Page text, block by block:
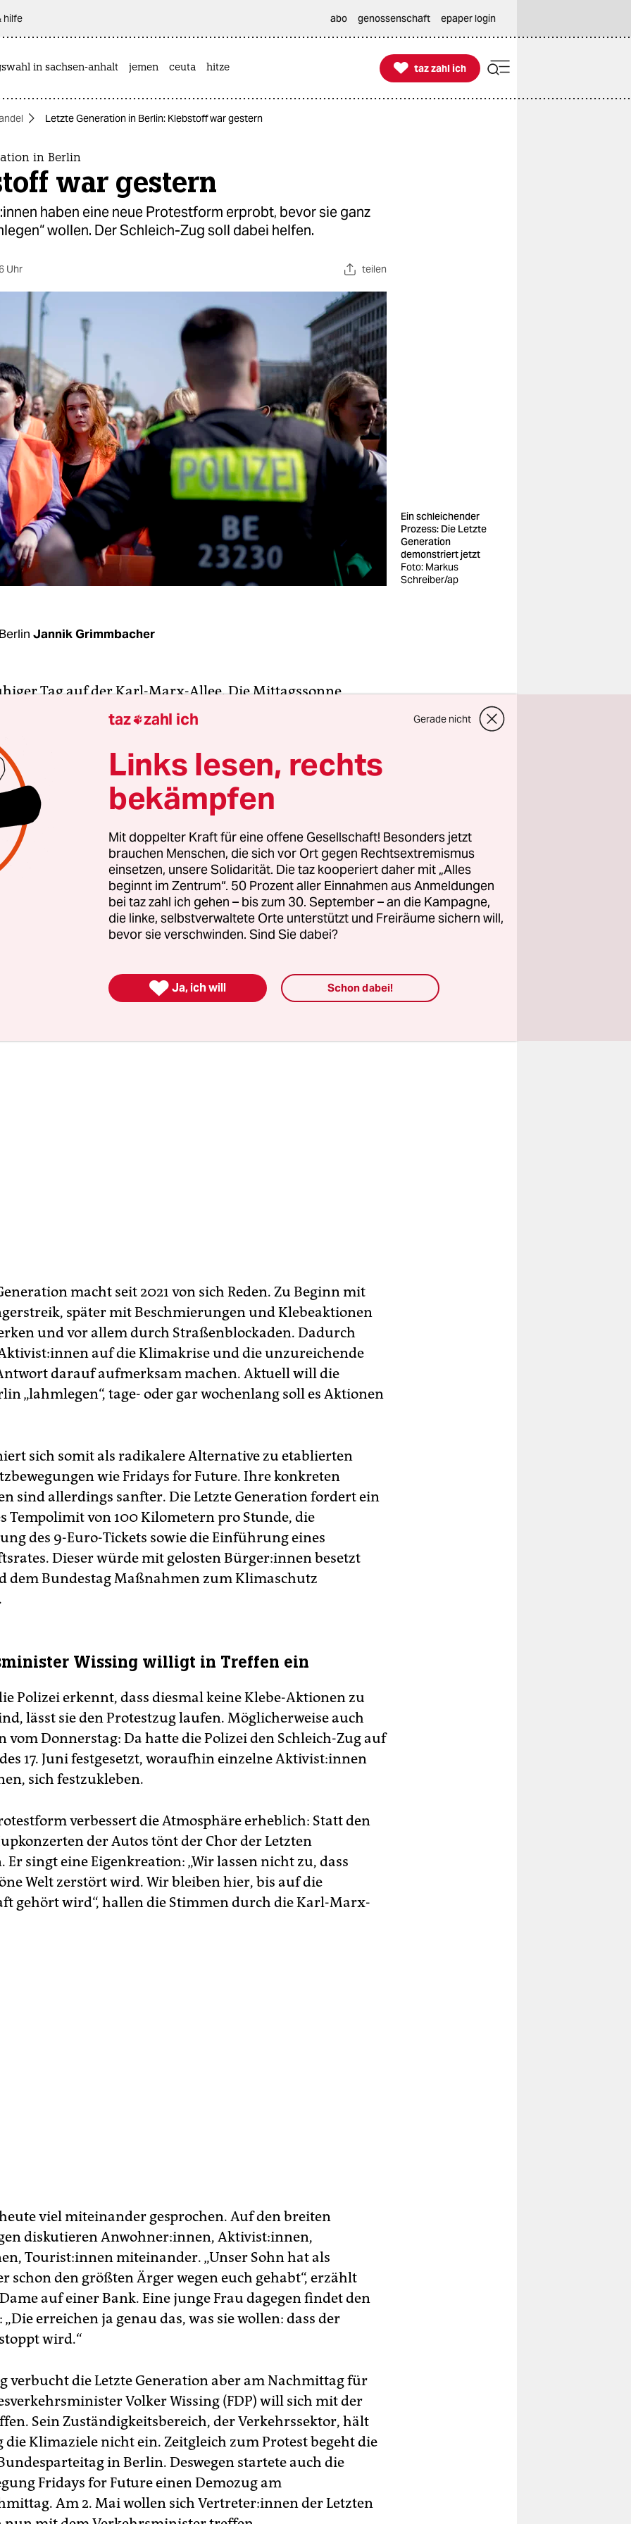
hilfe abo genossenschaft epaper login
in sachsen-anhalt jemen ceuta hitze 
taz zahl ich
taz zahl ich
Letzte Generation in Berlin: Klebstoff war gestern
in Berlin
war gestern
haben eine neue Protestform erprobt, bevor sie ganz
wollen. Der Schleich-Zug soll dabei helfen.
Uhr teilen
Ein schleichender
Prozess: Die Letzte
Generation
demonstriert jetzt
Foto: Markus
Schreiber/ap
Jannik Grimmbacher
Tag auf der Karl-Marx-Allee. Die Mittagssonne
auf klassizistischen Fassaden, Osterglocken blühen und
Hauptverkehrsstraße ist ungewöhnlich leer. Der
ist an ihrem östlichen Ende zu finden, am Platz
Tor. Etwa 200 Ak­ti­vis­t:in­nen derLetzten Generation
ihren Protest auf den drei Spuren, die stadteinwärts
Bilder von gewalttätigen Au­to­fah­re­r:in­nen
aber aus.
erprobt seit Donnerstag eine neue Protestform. Statt
Fahrbahn zu kleben, laufen die Ak­ti­vis­t:in­nen geschlossen
Tempo. Eine Mischung aus Straßenblockade und Demo
Die Veranstaltungen sind nicht angemeldet, die Polizei
bei einem normalen Protestzug. Ein gewisser Störfaktor
macht seit 2021 von sich Reden. Zu Beginn mit
später mit Beschmierungen und Klebeaktionen
und vor allem durch Straßenblockaden. Dadurch
auf die Klimakrise und die unzureichende
darauf aufmerksam machen. Aktuell will die
„lahmlegen“, tage- oder gar wochenlang soll es Aktionen
sich somit als radikalere Alternative zu etablierten
wie Fridays for Future. Ihre konkreten
sind allerdings sanfter. Die Letzte Generation fordert ein
Tempolimit von 100 Kilometern pro Stunde, die
des 9-Euro-Tickets sowie die Einführung eines
Dieser würde mit gelosten Bür­ge­r:in­nen besetzt
dem Bundestag Maßnahmen zum Klimaschutz
Wissing willigt in Treffen ein
Polizei erkennt, dass diesmal keine Klebe-Aktionen zu
lässt sie den Protestzug laufen. Möglicherweise auch
vom Donnerstag: Da hatte die Polizei den Schleich-Zug auf
17. Juni festgesetzt, woraufhin einzelne Ak­ti­vis­t:in­nen
sich festzukleben.
verbessert die Atmosphäre erheblich: Statt den
der Autos tönt der Chor der Letzten
Er singt eine Eigenkreation: „Wir lassen nicht zu, dass
Welt zerstört wird. Wir bleiben hier, bis auf die
gehört wird“, hallen die Stimmen durch die Karl-Marx-
viel miteinander gesprochen. Auf den breiten
diskutieren Anwohner:innen, Aktivist:innen,
Tou­ris­t:in­nen miteinander. „Unser Sohn hat als
schon den größten Ärger wegen euch gehabt“, erzählt
auf einer Bank. Eine junge Frau dagegen findet den
„Die erreichen ja genau das, was sie wollen: dass der
wird.“
verbucht die Letzte Generation aber am Nachmittag für
Volker Wissing (FDP) will sich mit der
Sein Zuständigkeitsbereich, der Verkehrssektor, hält
die Klimaziele nicht ein. Zeitgleich zum Protest begeht die
in Berlin. Deswegen startete auch die
Fridays for Future einen Demozug am
Am 2. Mai wollen sich Ver­tre­te­r:in­nen der Letzten
taz zahl ich Gerade nicht
Links lesen, rechts
bekämpfen
Mit doppelter Kraft für eine offene Gesellschaft! Besonders jetzt
brauchen Menschen, die sich vor Ort gegen Rechtsextremismus
einsetzen, unsere Solidarität. Die taz kooperiert daher mit „Alles
beginnt im Zentrum“. 50 Prozent aller Einnahmen aus Anmeldungen
bei taz zahl ich gehen – bis zum 30. September – an die Kampagne,
die linke, selbstverwaltete Orte unterstützt und Freiräume sichern will,
bevor sie verschwinden. Sind Sie dabei?
 Ja, ich will Schon dabei!